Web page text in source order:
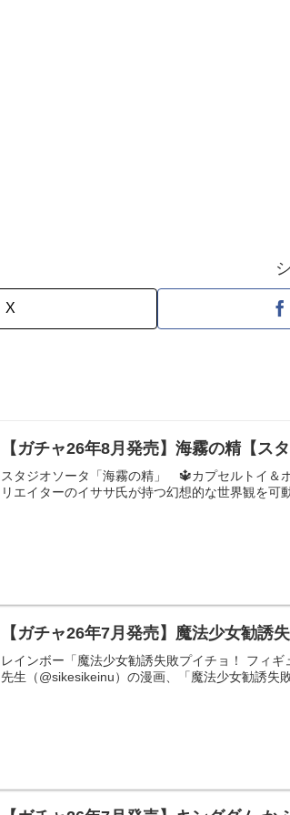
X
【ガチャ26年8月発売】海霧の精【ス
スタジオソータ「海霧の精」 🔱カプセルトイ＆
リエイターのイササ氏が持つ幻想的な世界観を
【ガチャ26年7月発売】魔法少女勧誘
レインボー「魔法少女勧誘失敗プイチョ！ フィ
先生（@sikesikeinu）の漫画、「魔法少女勧誘失